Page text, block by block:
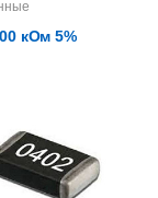
кОм 5%